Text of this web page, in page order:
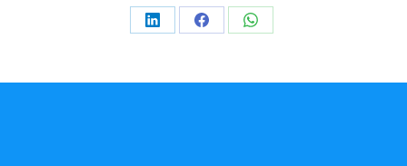
Partager
LinkedIn
Partager
Facebook
Partager
WhatsApp